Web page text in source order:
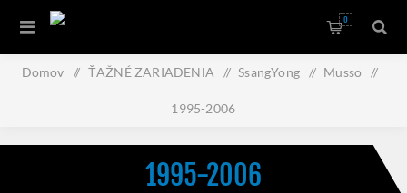
0
Domov / ŤAŽNÉ ZARIADENIA / SsangYong / Musso /
1995-2006
1995-2006